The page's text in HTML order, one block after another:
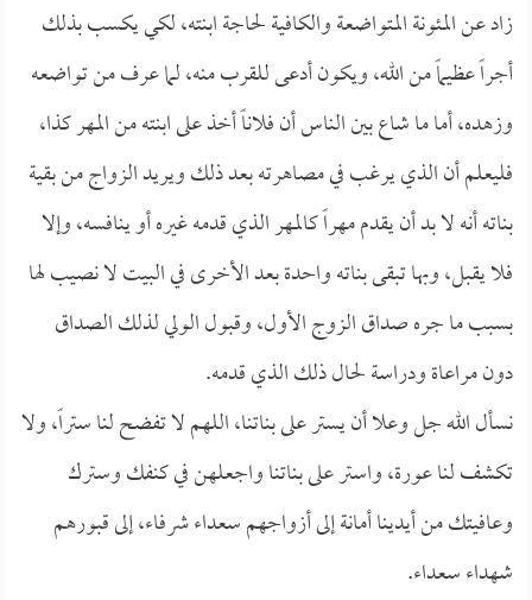
زاد عن المئونة المتواضعة والكافية لحاجة ابنته، لكي يكسب بذلك
أجراً عظيماً من الله، ويكون أدعى للقرب منه، لما عرف من تواضعه
وزهده، أما ما شاع بين الناس أن فلاناً أخذ على ابنته من المهر كذا،
فليعلم أن الذي يرغب في مصاهرته بعد ذلك ويريد الزواج من بقية
بناته أنه لا بد أن يقدم مهراً كالمهر الذي قدمه غيره أو ينافسه، وإلا
فلا يقبل، وبها تبقى بناته واحدة بعد الأخرى في البيت لا نصيب لها
بسبب ما جره صداق الزوج الأول، وقبول الولي لذلك الصداق
دون مراعاة ودراسة لحال ذلك الذي قدمه.
نسأل الله جل وعلا أن يستر على بناتنا، اللهم لا تفضح لنا ستراً، ولا
تكشف لنا عورة، واستر على بناتنا واجعلهن في كنفك وسترك
وعافيتك من أيدينا أمانة إلى أزواجهم سعداء شرفاء، إلى قبورهم
شهداء سعداء.